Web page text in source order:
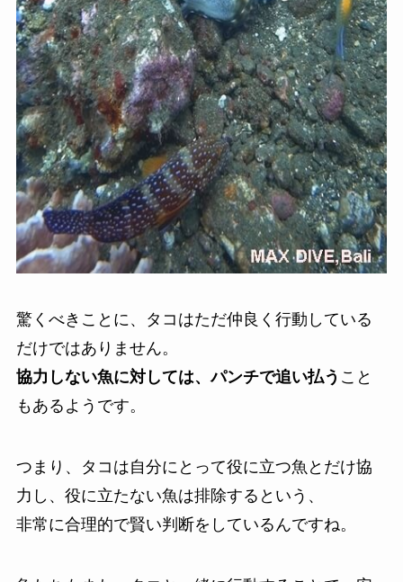
驚くべきことに、タコはただ仲良く行動している
だけではありません。
協力しない魚に対しては、パンチで追い払う こと
もあるようです。
つまり、タコは自分にとって役に立つ魚とだけ協
力し、役に立たない魚は排除するという、
非常に合理的で賢い判断をしているんですね。